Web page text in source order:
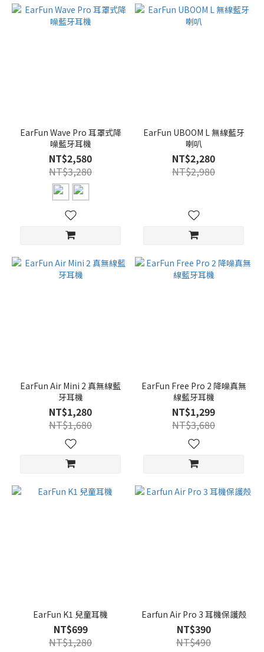
EarFun Wave Pro 耳罩式降
噪藍牙耳機
NT$2,580
NT$3,280
EarFun UBOOM L 無線藍牙
喇叭
NT$2,280
NT$2,980
EarFun Air Mini 2 真無線藍
牙耳機
NT$1,280
NT$1,680
EarFun Free Pro 2 降噪真無
線藍牙耳機
NT$1,299
NT$3,680
EarFun K1 兒童耳機
NT$699
NT$1,280
Earfun Air Pro 3 耳機保護殼
NT$390
NT$490